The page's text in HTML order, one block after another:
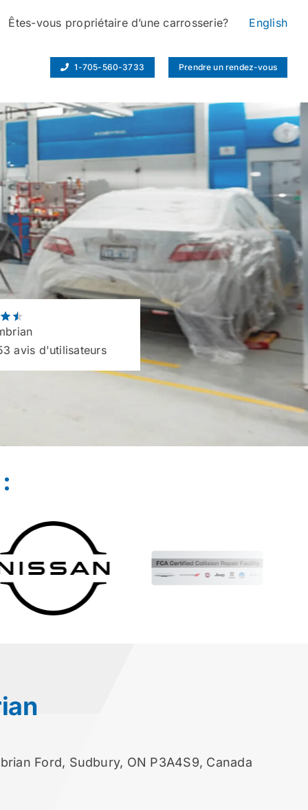
Êtes-vous propriétaire d’une carrosserie? English
1-705-560-3733 Prendre un rendez-vous
avis d'utilisateurs
Ford, Sudbury, ON P3A4S9, Canada